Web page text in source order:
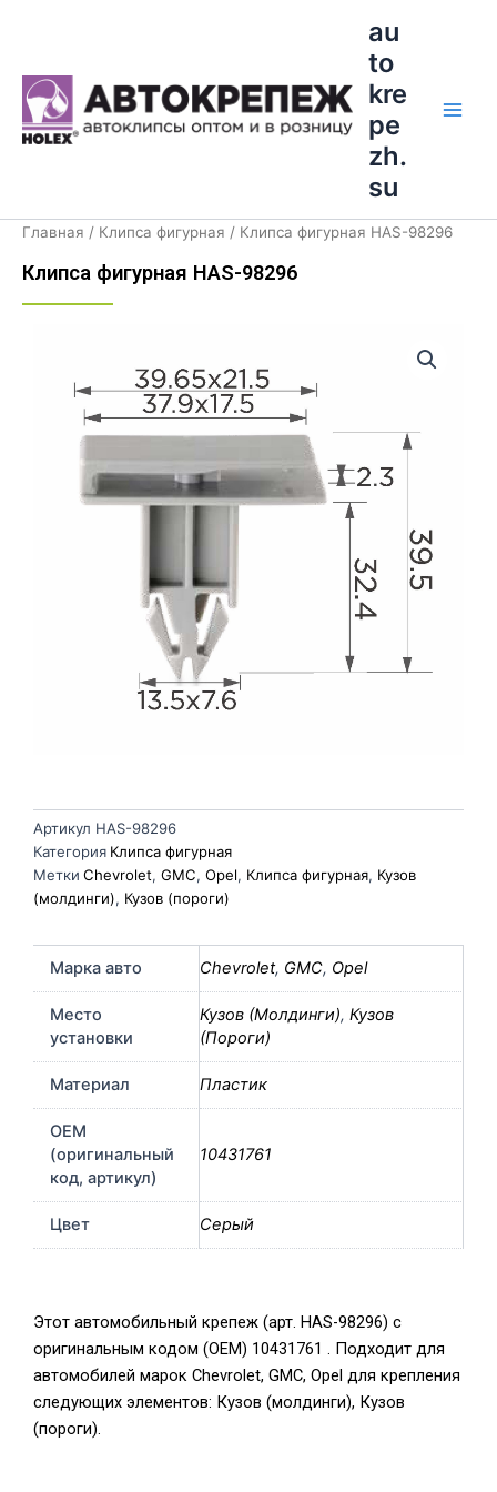
au
to
kre
pe
zh.
su
Главная / Клипса фигурная / Клипса фигурная HAS-98296
Клипса фигурная HAS-98296
Артикул HAS-98296
Категория Клипса фигурная
Метки Chevrolet, GMC, Opel, Клипса фигурная, Кузов
(молдинги), Кузов (пороги)
Марка авто Chevrolet, GMC, Opel
Место
установки
Кузов (Молдинги), Кузов
(Пороги)
Материал Пластик
OEM
(оригинальный
код, артикул)
10431761
Цвет Серый
Этот автомобильный крепеж (арт. HAS-98296) с
оригинальным кодом (OEM) 10431761 . Подходит для
автомобилей марок Chevrolet, GMC, Opel для крепления
следующих элементов: Кузов (молдинги), Кузов
(пороги).